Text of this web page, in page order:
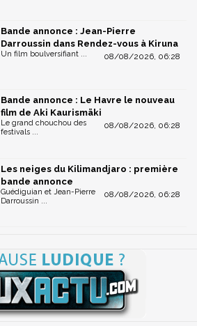
Bande annonce : Jean-Pierre
Darroussin dans Rendez-vous à Kiruna
08/08/2026, 06:28
Un film boulversifiant ...
Bande annonce : Le Havre le nouveau
film de Aki Kaurismäki
08/08/2026, 06:28
Le grand chouchou des
festivals ...
Les neiges du Kilimandjaro : première
bande annonce
08/08/2026, 06:28
Guédiguian et Jean-Pierre
Darroussin ...